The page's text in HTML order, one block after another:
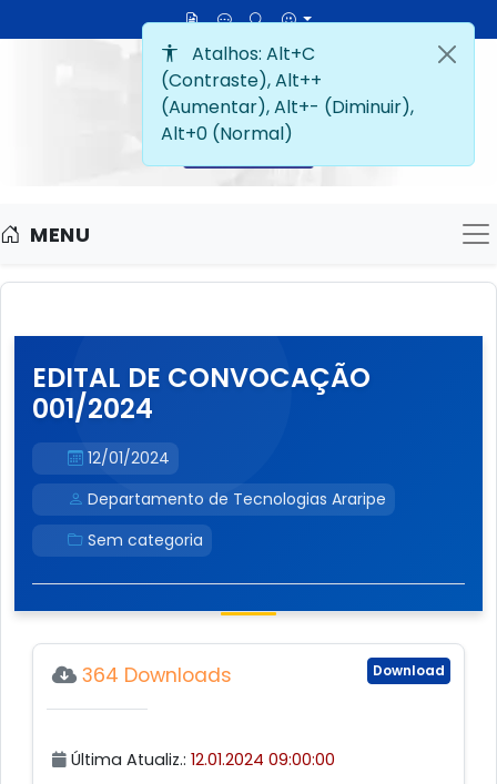
MENU
EDITAL DE CONVOCAÇÃO
001/2024
12/01/2024
Departamento de Tecnologias Araripe
Sem categoria
Download
364 Downloads
Última Atualiz.: 12.01.2024 09:00:00